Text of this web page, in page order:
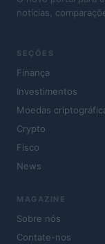
notícias,
SEÇÕES
Finança
Investimentos
Moedas
Crypto
Fisco
News
MAGAZINE
Sobre nós
Contate-nos